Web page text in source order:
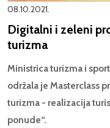
08.10.2021.
Digitalni i zeleni
turizma
Ministrica turizma i
održala je Masterclass
turizma - realizacija
ponude“.